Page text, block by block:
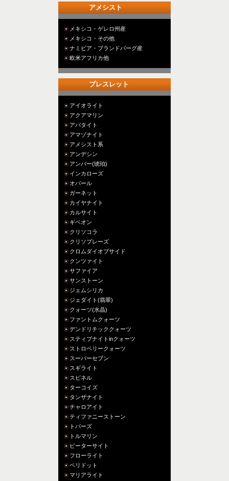
アメシスト
メキシコ・ゲレロ州産
メキシコ・その他
ナミビア・ブランドバーグ産
欧米アフリカ他
ブレスレット
アイオライト
アクアマリン
アパタイト
アマゾナイト
アメシスト系
アンデシン
アンバー(琥珀)
インカローズ
オパール
ガーネット
カイヤナイト
カルサイト
ギベオン
クリソコラ
クリソプレーズ
クロムダイオプサイド
クンツァイト
サファイア
サンストーン
ジェムシリカ
ジェダイト(翡翠)
クォーツ(水晶)
ファントムクォーツ
デンドリチッククォーツ
スティブナイトinクォーツ
ストロベリークォーツ
スーパーセブン
スギライト
スピネル
ターコイズ
タンザナイト
チャロアイト
ティファニーストーン
トパーズ
トルマリン
ピーターサイト
フローライト
ペリドット
マリアライト